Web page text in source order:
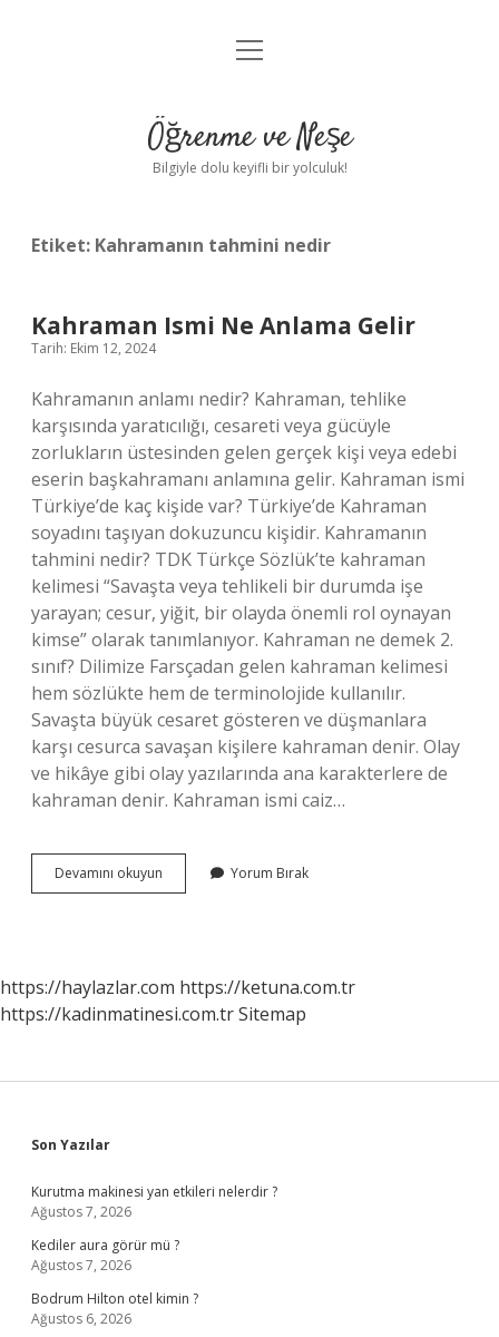
Anasayfa
Yasal Uyarı
menüyü
Öğrenme ve Neşe
Bilgiyle dolu keyifli bir yolculuk!
Etiket: Kahramanın tahmini nedir
Kahraman Ismi Ne Anlama Gelir
Tarih: Ekim 12, 2024
Kahramanın anlamı nedir? Kahraman, tehlike
karşısında yaratıcılığı, cesareti veya gücüyle
zorlukların üstesinden gelen gerçek kişi veya edebi
eserin başkahramanı anlamına gelir. Kahraman ismi
Türkiye’de kaç kişide var? Türkiye’de Kahraman
soyadını taşıyan dokuzuncu kişidir. Kahramanın
tahmini nedir? TDK Türkçe Sözlük’te kahraman
kelimesi “Savaşta veya tehlikeli bir durumda işe
yarayan; cesur, yiğit, bir olayda önemli rol oynayan
kimse” olarak tanımlanıyor. Kahraman ne demek 2.
sınıf? Dilimize Farsçadan gelen kahraman kelimesi
hem sözlükte hem de terminolojide kullanılır.
Savaşta büyük cesaret gösteren ve düşmanlara
karşı cesurca savaşan kişilere kahraman denir. Olay
ve hikâye gibi olay yazılarında ana karakterlere de
kahraman denir. Kahraman ismi caiz…
Devamını okuyun Kahraman
Ismi
Yorum Bırak
https://haylazlar.com https://ketuna.com.tr
https://kadinmatinesi.com.trSitemap
Sidebar
Son Yazılar
Kurutma makinesi yan etkileri nelerdir ?
Ağustos 7, 2026
Kediler aura görür mü ?
Ağustos 7, 2026
Bodrum Hilton otel kimin ?
Ağustos 6, 2026